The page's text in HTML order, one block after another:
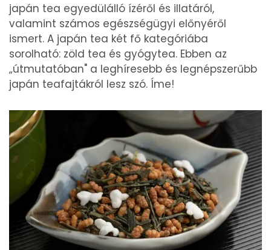
japán tea egyedülálló ízéről és illatáról,
valamint számos egészségügyi előnyéről
ismert. A japán tea két fő kategóriába
sorolható: zöld tea és gyógytea. Ebben az
„útmutatóban" a leghíresebb és legnépszerűbb
japán teafajtákról lesz szó. Íme!